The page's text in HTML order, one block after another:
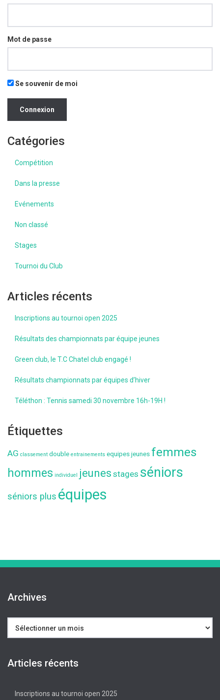
Mot de passe
Se souvenir de moi
Catégories
Compétition
Dans la presse
Evénements
Non classé
Stages
Tournoi du Club
Articles récents
Inscriptions au tournoi open 2025
Résultats des championnats par équipe jeunes
Green club, le T.C Chatel club engagé !
Résultats championnats par équipes d’hiver
Téléthon : Tennis samedi 30 novembre 16h-19H !
Étiquettes
AG classement double entrainements equipes jeunes femmes
hommes individuel jeunes stages séniors
séniors plus équipes
Archives
Articles récents
Inscriptions au tournoi open 2025